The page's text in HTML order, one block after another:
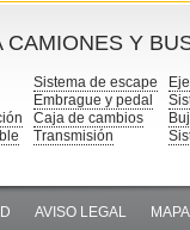
CAMIONES Y
Sistema de escape
Embrague y pedal
Caja de cambios
Transmisión
AVISO LEGAL